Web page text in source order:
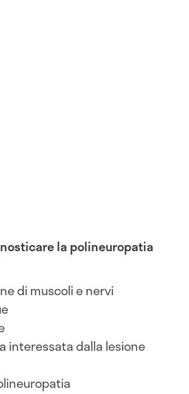
la polineuropatia
di muscoli e nervi
interessata dalla lesione